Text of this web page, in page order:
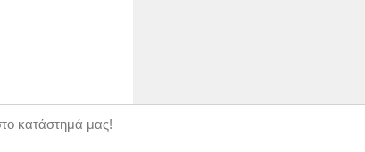
κατάστημά μας!